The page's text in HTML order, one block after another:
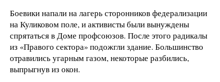
Боевики напали на лагерь сторонников федерализации
на Куликовом поле, и активисты были вынуждены
спрятаться в Доме профсоюзов. После этого радикалы
из «Правого сектора» подожгли здание. Большинство
отравились угарным газом, некоторые разбились,
выпрыгнув из окон.